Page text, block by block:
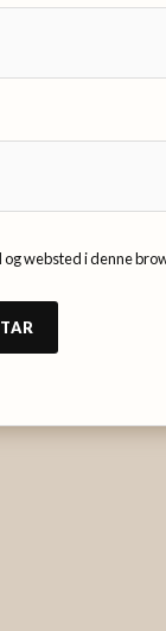
og websted i denne